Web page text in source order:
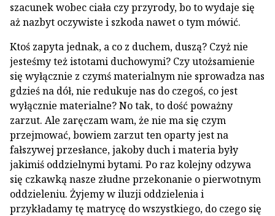
szacunek wobec ciała czy przyrody, bo to wydaje się
aż nazbyt oczywiste i szkoda nawet o tym mówić.
Ktoś zapyta jednak, a co z duchem, duszą? Czyż nie
jesteśmy też istotami duchowymi? Czy utożsamienie
się wyłącznie z czymś materialnym nie sprowadza nas
gdzieś na dół, nie redukuje nas do czegoś, co jest
wyłącznie materialne? No tak, to dość poważny
zarzut. Ale zaręczam wam, że nie ma się czym
przejmować, bowiem zarzut ten oparty jest na
fałszywej przesłance, jakoby duch i materia były
jakimiś oddzielnymi bytami. Po raz kolejny odzywa
się czkawką nasze złudne przekonanie o pierwotnym
oddzieleniu. Żyjemy w iluzji oddzielenia i
przykładamy tę matrycę do wszystkiego, do czego się